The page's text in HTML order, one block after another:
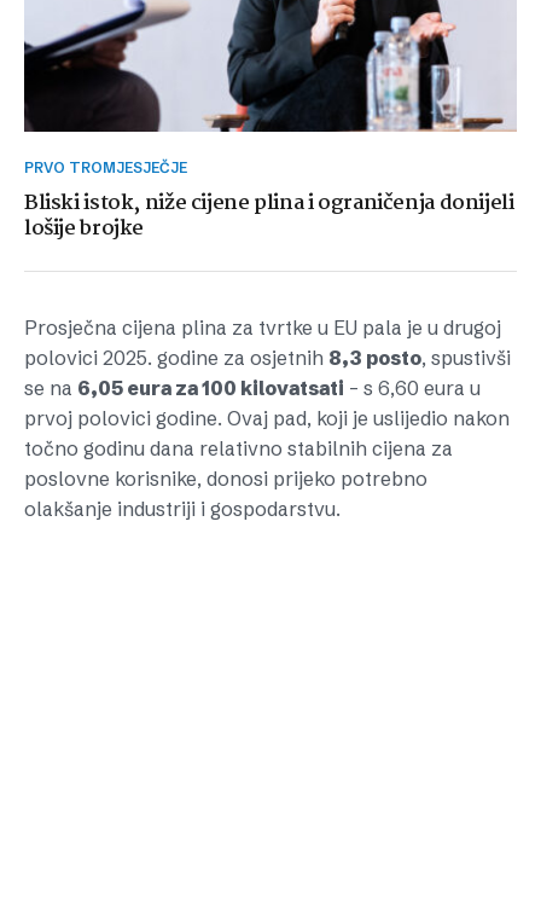
PRVO TROMJESJEČJE
Bliski istok, niže cijene plina i ograničenja donijeli
lošije brojke
Prosječna cijena plina za tvrtke u EU pala je u drugoj
polovici 2025. godine za osjetnih 8,3 posto, spustivši
se na 6,05 eura za 100 kilovatsati – s 6,60 eura u
prvoj polovici godine. Ovaj pad, koji je uslijedio nakon
točno godinu dana relativno stabilnih cijena za
poslovne korisnike, donosi prijeko potrebno
olakšanje industriji i gospodarstvu.